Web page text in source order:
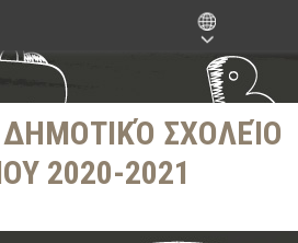
ΣΧΟΛΕΊΟ
2020-2021